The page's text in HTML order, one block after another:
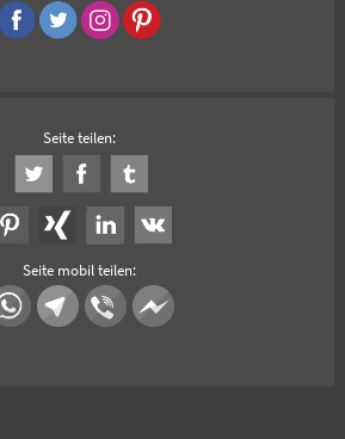
Seite teilen:
Seite mobil teilen: